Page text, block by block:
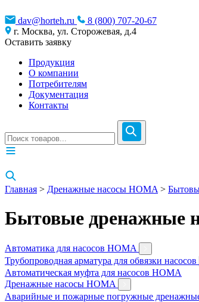
dav@horteh.ru
8 (800) 707-20-67
г. Москва, ул. Сторожевая, д.4
Оставить заявку
Продукция
О компании
Потребителям
Документация
Контакты
Главная > Дренажные насосы HOMA >
Бытовые дренажные
Автоматика для насосов HOMA
Трубопроводная арматура для обвязки насосов
Автоматическая муфта для насосов HOMA
Дренажные насосы HOMA
Аварийные и пожарные погружные